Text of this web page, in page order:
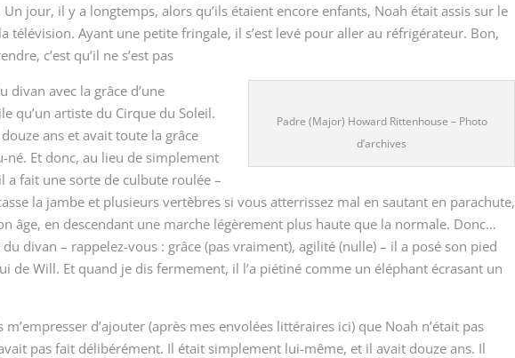
Un jour, il y a longtemps, alors qu’ils étaient encore enfants, Noah était assis sur le
télévision. Ayant une petite fringale, il s’est levé pour aller au réfrigérateur. Bon,
c’est qu’il ne s’est pas
Padre (Major) Howard Rittenhouse – Photo
d’archives
divan avec la grâce d’une
qu’un artiste du Cirque du Soleil.
ans et avait toute la grâce
né. Et donc, au lieu de simplement
a fait une sorte de culbute roulée –
la jambe et plusieurs vertèbres si vous atterrissez mal en sautant en parachute,
âge, en descendant une marche légèrement plus haute que la normale. Donc…
du divan – rappelez-vous : grâce (pas vraiment), agilité (nulle) – il a posé son pied
de Will. Et quand je dis fermement, il l’a piétiné comme un éléphant écrasant un
d’ajouter (après mes envolées littéraires ici) que Noah n’était pas
pas fait délibérément. Il était simplement lui-même, et il avait douze ans. Il